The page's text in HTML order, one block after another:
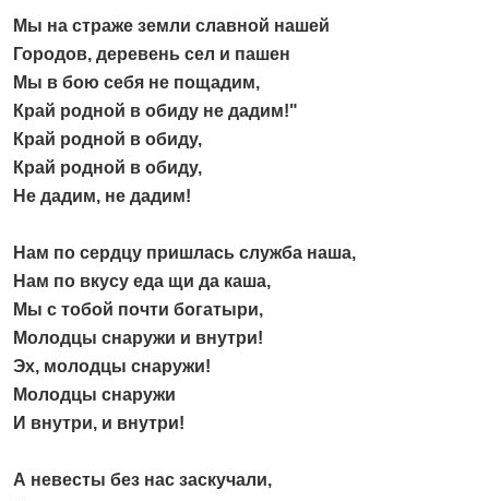
Мы на страже земли славной нашей
Городов, деревень сел и пашен
Мы в бою себя не пощадим,
Край родной в обиду не дадим!"
Край родной в обиду,
Край родной в обиду,
Не дадим, не дадим!
Нам по сердцу пришлась служба наша,
Нам по вкусу еда щи да каша,
Мы с тобой почти богатыри,
Молодцы снаружи и внутри!
Эх, молодцы снаружи!
Молодцы снаружи
И внутри, и внутри!
А невесты без нас заскучали,